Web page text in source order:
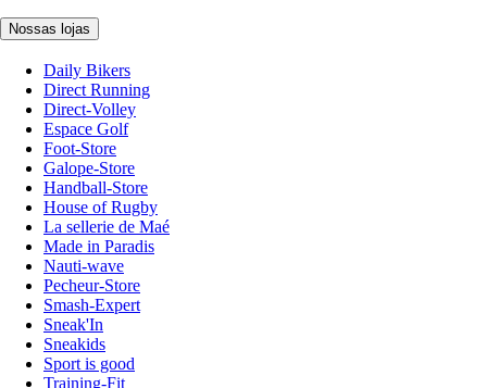
Nossas lojas
Daily Bikers
Direct Running
Direct-Volley
Espace Golf
Foot-Store
Galope-Store
Handball-Store
House of Rugby
La sellerie de Maé
Made in Paradis
Nauti-wave
Pecheur-Store
Smash-Expert
Sneak'In
Sneakids
Sport is good
Training-Fit